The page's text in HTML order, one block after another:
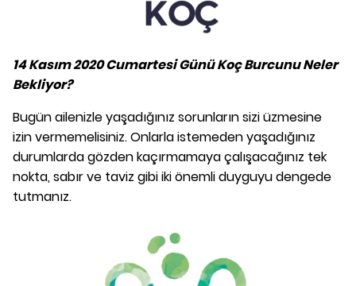
14 Kasım 2020 Cumartesi Günü Koç Burcunu Neler
Bekliyor?
Bugün ailenizle yaşadığınız sorunların sizi üzmesine
izin vermemelisiniz. Onlarla istemeden yaşadığınız
durumlarda gözden kaçırmamaya çalışacağınız tek
nokta, sabır ve taviz gibi iki önemli duyguyu dengede
tutmanız.